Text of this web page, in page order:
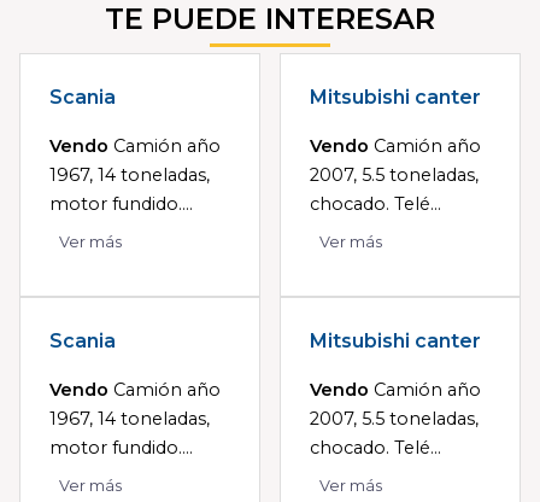
TE PUEDE INTERESAR
Scania
Vendo Camión año
1967, 14 toneladas,
motor fundido....
Ver más
Mitsubishi canter
Vendo Camión año
2007, 5.5 toneladas,
chocado. Telé...
Ver más
Scania
Vendo Camión año
1967, 14 toneladas,
motor fundido....
Ver más
Mitsubishi canter
Vendo Camión año
2007, 5.5 toneladas,
chocado. Telé...
Ver más